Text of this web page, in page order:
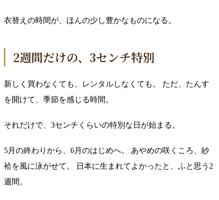
衣替えの時間が、ほんの少し豊かなものになる。
2週間だけの、3センチ特別
新しく買わなくても、レンタルしなくても。 ただ、たんす
を開けて、季節を感じる時間。
それだけで、3センチくらいの特別な日が始まる。
5月の終わりから、6月のはじめへ。 あやめの咲くころ、紗
袷を風に泳がせて。 日本に生まれてよかったと、ふと思う2
週間。